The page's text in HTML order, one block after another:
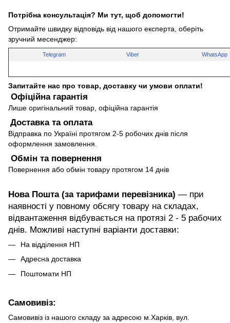
Потрібна консультація? Ми тут, щоб допомогти!
Отримайте швидку відповідь від нашого експерта, оберіть
зручний месенджер:
Telegram Viber WhatsApp
Запитайте нас про товар, доставку чи умови оплати!
Офіційна гарантія
Лише оригінальний товар, офіційна гарантія
Доставка та оплата
Відправка по Україні протягом 2-5 робочих днів після
оформлення замовлення.
Обмін та повернення
Повернення або обмін товару протягом 14 днів
Нова Пошта (за тарифами перевізника) — при
наявності у повному обсягу товару на складах,
відвантаження відбувається на протязі 2 - 5 рабочих
днів. Можливі наступні варіанти доставки:
На відділення НП
Адресна доставка
Поштомати НП
Самовивіз:
Самовивіз із нашого складу за адресою м.Харків, вул.